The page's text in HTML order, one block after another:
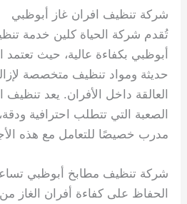
شركة تنظيف افران غاز أبوظبي
تُقدم شركة الحياة كلين خدمة
أبوظبي بكفاءة عالية، حيث
حديثة ومواد تنظيف متخصصة
العالقة داخل الأفران. يعد تنظيف
الصعبة التي تتطلب احترافية
مدرب خصيصًا للتعامل مع هذه
شركة تنظيف مطابخ أبوظبي
الحفاظ على كفاءة أفران الغاز